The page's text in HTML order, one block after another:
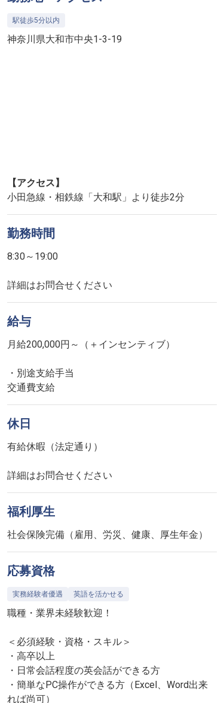
駅徒歩5分以内
神奈川県大和市中央1-3-19
【アクセス】
小田急線・相鉄線「大和駅」より徒歩2分
勤務時間
8:30～19:00
詳細はお問合せください
給与
月給200,000円～（＋インセンティブ）
・別途支給手当
交通費支給
休日
有給休暇（法定通り）
詳細はお問合せください
福利厚生
社会保険完備（雇用、労災、健康、厚生年金）
応募資格
実務経験者優遇 英語を活かせる
職種・業界未経験歓迎！
＜必須経験・資格・スキル＞
・高卒以上
・日常会話程度の英会話ができる方
・簡単なPC操作ができる方（Excel、Word出来
れば尚可）